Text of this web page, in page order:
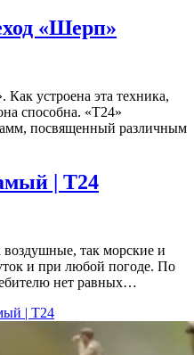
«Шерп»
устроена эта техника,
способна. «Т24»
посвященный различным
| Т24
так морские и
и при любой погоде. По
нет равных…
| Т24